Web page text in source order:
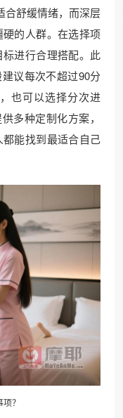
合舒缓情绪，而深层
的人群。在选择项
进行合理搭配。此
议每次不超过90分
也可以选择分次进
多种定制化方案，
能找到最适合自己
？